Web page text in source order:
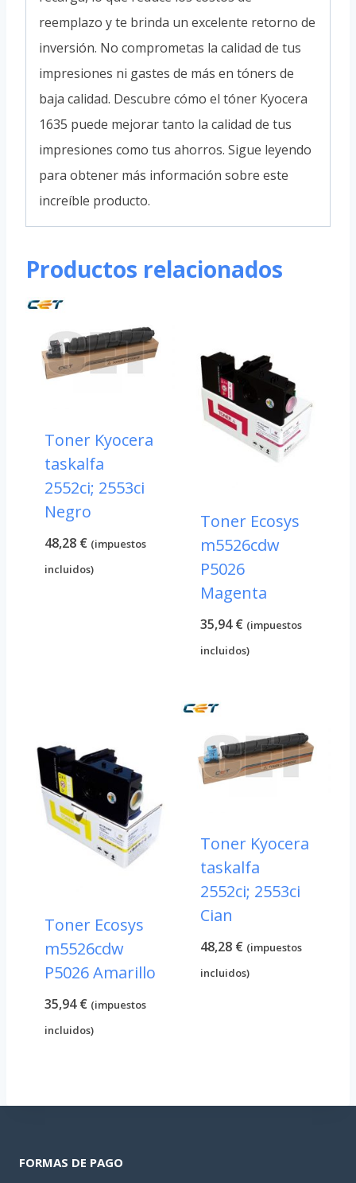
reemplazo y te brinda un excelente retorno de
inversión. No comprometas la calidad de tus
impresiones ni gastes de más en tóners de
baja calidad. Descubre cómo el tóner Kyocera
1635 puede mejorar tanto la calidad de tus
impresiones como tus ahorros. Sigue leyendo
para obtener más información sobre este
increíble producto.
Productos relacionados
Toner Kyocera
taskalfa
2552ci; 2553ci
Negro
48,28 € (impuestos
incluidos)
Toner Ecosys
m5526cdw
P5026
Magenta
35,94€ (impuestos
incluidos)
Toner Ecosys
m5526cdw
P5026 Amarillo
35,94€ (impuestos
incluidos)
Toner Kyocera
taskalfa
2552ci; 2553ci
Cian
48,28 € (impuestos
incluidos)
FORMAS DE PAGO